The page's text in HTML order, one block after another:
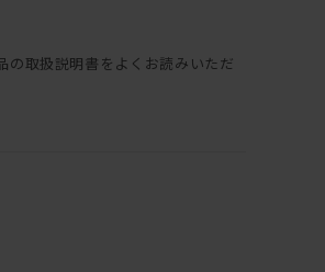
の取扱説明書をよくお読みいただ